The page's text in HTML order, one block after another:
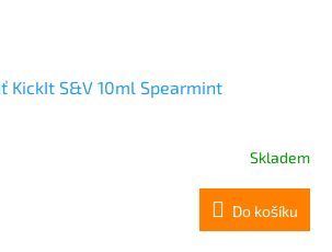
KickIt S&V 10ml Spearmint
Skladem
Do košíku